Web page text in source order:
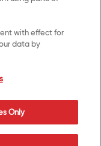
a través de
with effect for
data by
Only